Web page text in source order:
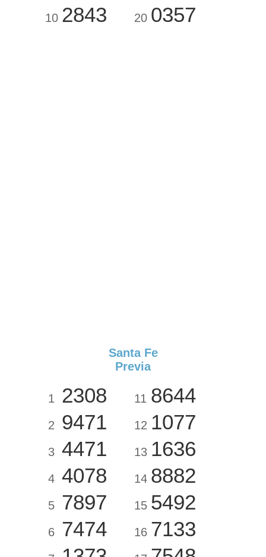
10 2843 20 0357
Santa Fe
Previa
1 2308
2 9471
3 4471
4 4078
5 7897
6 7474
11 8644
12 1077
13 1636
14 8882
15 5492
16 7133